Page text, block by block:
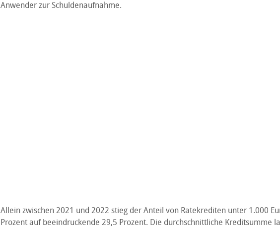
Anwender zur Schuldenaufnahme.
Allein zwischen 2021 und 2022 stieg der Anteil von Ratekrediten unter 1.000
Prozent auf beeindruckende 29,5 Prozent. Die durchschnittliche Kreditsumme